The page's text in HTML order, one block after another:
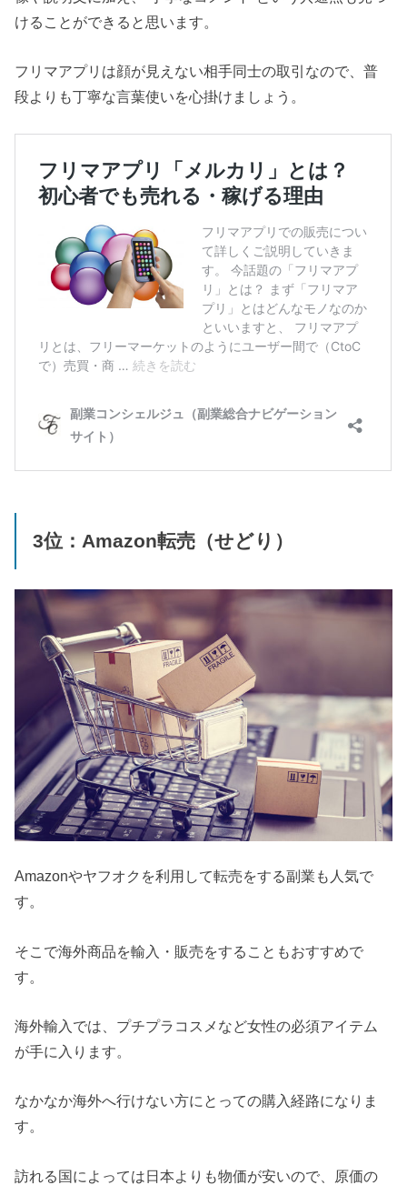
けることができると思います。
フリマアプリは顔が見えない相手同士の取引なので、普
段よりも丁寧な言葉使いを心掛けましょう。
3位：Amazon転売（せどり）
Amazonやヤフオクを利用して転売をする副業も人気で
す。
そこで海外商品を輸入・販売をすることもおすすめで
す。
海外輸入では、プチプラコスメなど女性の必須アイテム
が手に入ります。
なかなか海外へ行けない方にとっての購入経路になりま
す。
訪れる国によっては日本よりも物価が安いので、原価の